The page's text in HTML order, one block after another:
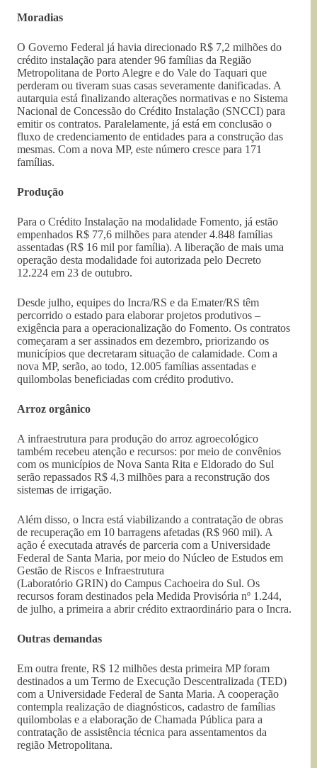
Moradias
O Governo Federal já havia direcionado R$ 7,2 milhões do
crédito instalação para atender 96 famílias da Região
Metropolitana de Porto Alegre e do Vale do Taquari que
perderam ou tiveram suas casas severamente danificadas. A
autarquia está finalizando alterações normativas e no Sistema
Nacional de Concessão do Crédito Instalação (SNCCI) para
emitir os contratos. Paralelamente, já está em conclusão o
fluxo de credenciamento de entidades para a construção das
mesmas. Com a nova MP, este número cresce para 171
famílias.
Produção
Para o Crédito Instalação na modalidade Fomento, já estão
empenhados R$ 77,6 milhões para atender 4.848 famílias
assentadas (R$ 16 mil por família). A liberação de mais uma
operação desta modalidade foi autorizada pelo Decreto
12.224 em 23 de outubro.
Desde julho, equipes do Incra/RS e da Emater/RS têm
percorrido o estado para elaborar projetos produtivos –
exigência para a operacionalização do Fomento. Os contratos
começaram a ser assinados em dezembro, priorizando os
municípios que decretaram situação de calamidade. Com a
nova MP, serão, ao todo, 12.005 famílias assentadas e
quilombolas beneficiadas com crédito produtivo.
Arroz orgânico
A infraestrutura para produção do arroz agroecológico
também recebeu atenção e recursos: por meio de convênios
com os municípios de Nova Santa Rita e Eldorado do Sul
serão repassados R$ 4,3 milhões para a reconstrução dos
sistemas de irrigação.
Além disso, o Incra está viabilizando a contratação de obras
de recuperação em 10 barragens afetadas (R$ 960 mil). A
ação é executada através de parceria com a Universidade
Federal de Santa Maria, por meio do Núcleo de Estudos em
Gestão de Riscos e Infraestrutura
(Laboratório GRIN) do Campus Cachoeira do Sul. Os
recursos foram destinados pela Medida Provisória nº 1.244,
de julho, a primeira a abrir crédito extraordinário para o Incra.
Outras demandas
Em outra frente, R$ 12 milhões desta primeira MP foram
destinados a um Termo de Execução Descentralizada (TED)
com a Universidade Federal de Santa Maria. A cooperação
contempla realização de diagnósticos, cadastro de famílias
quilombolas e a elaboração de Chamada Pública para a
contratação de assistência técnica para assentamentos da
região Metropolitana.